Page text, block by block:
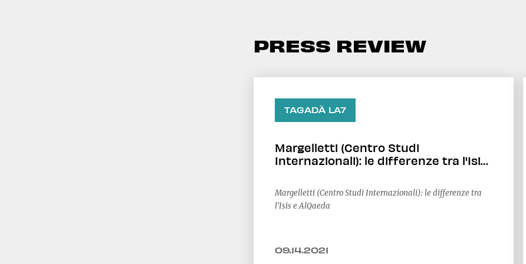
PRESS REVIEW
TAGADÀ LA7
Margelletti (Centro Studi
Internazionali): le differenze tra l'Isis
Margelletti (Centro Studi Internazionali): le differenze tra
l'Isis e AlQaeda
09.14.2021